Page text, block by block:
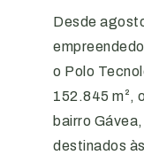
Desde
o Polo
152.845 m²,
bairro
destinados